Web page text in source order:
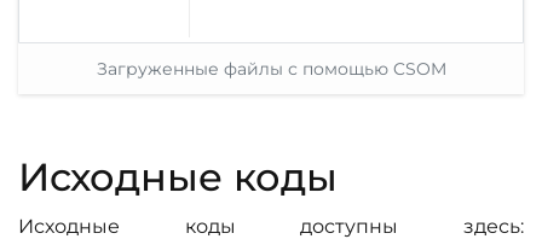
Загруженные файлы с помощью CSOM
Исходные коды
Исходные коды доступны здесь: